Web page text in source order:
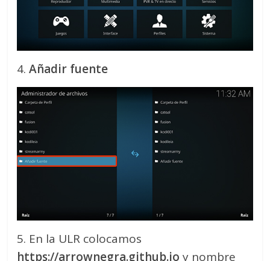
4.Añadir fuente
5. En la ULR colocamos
https://arrownegra.github.io y nombre